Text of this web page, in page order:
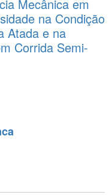
Mecânica em
na Condição
Atada e na
Corrida Semi-